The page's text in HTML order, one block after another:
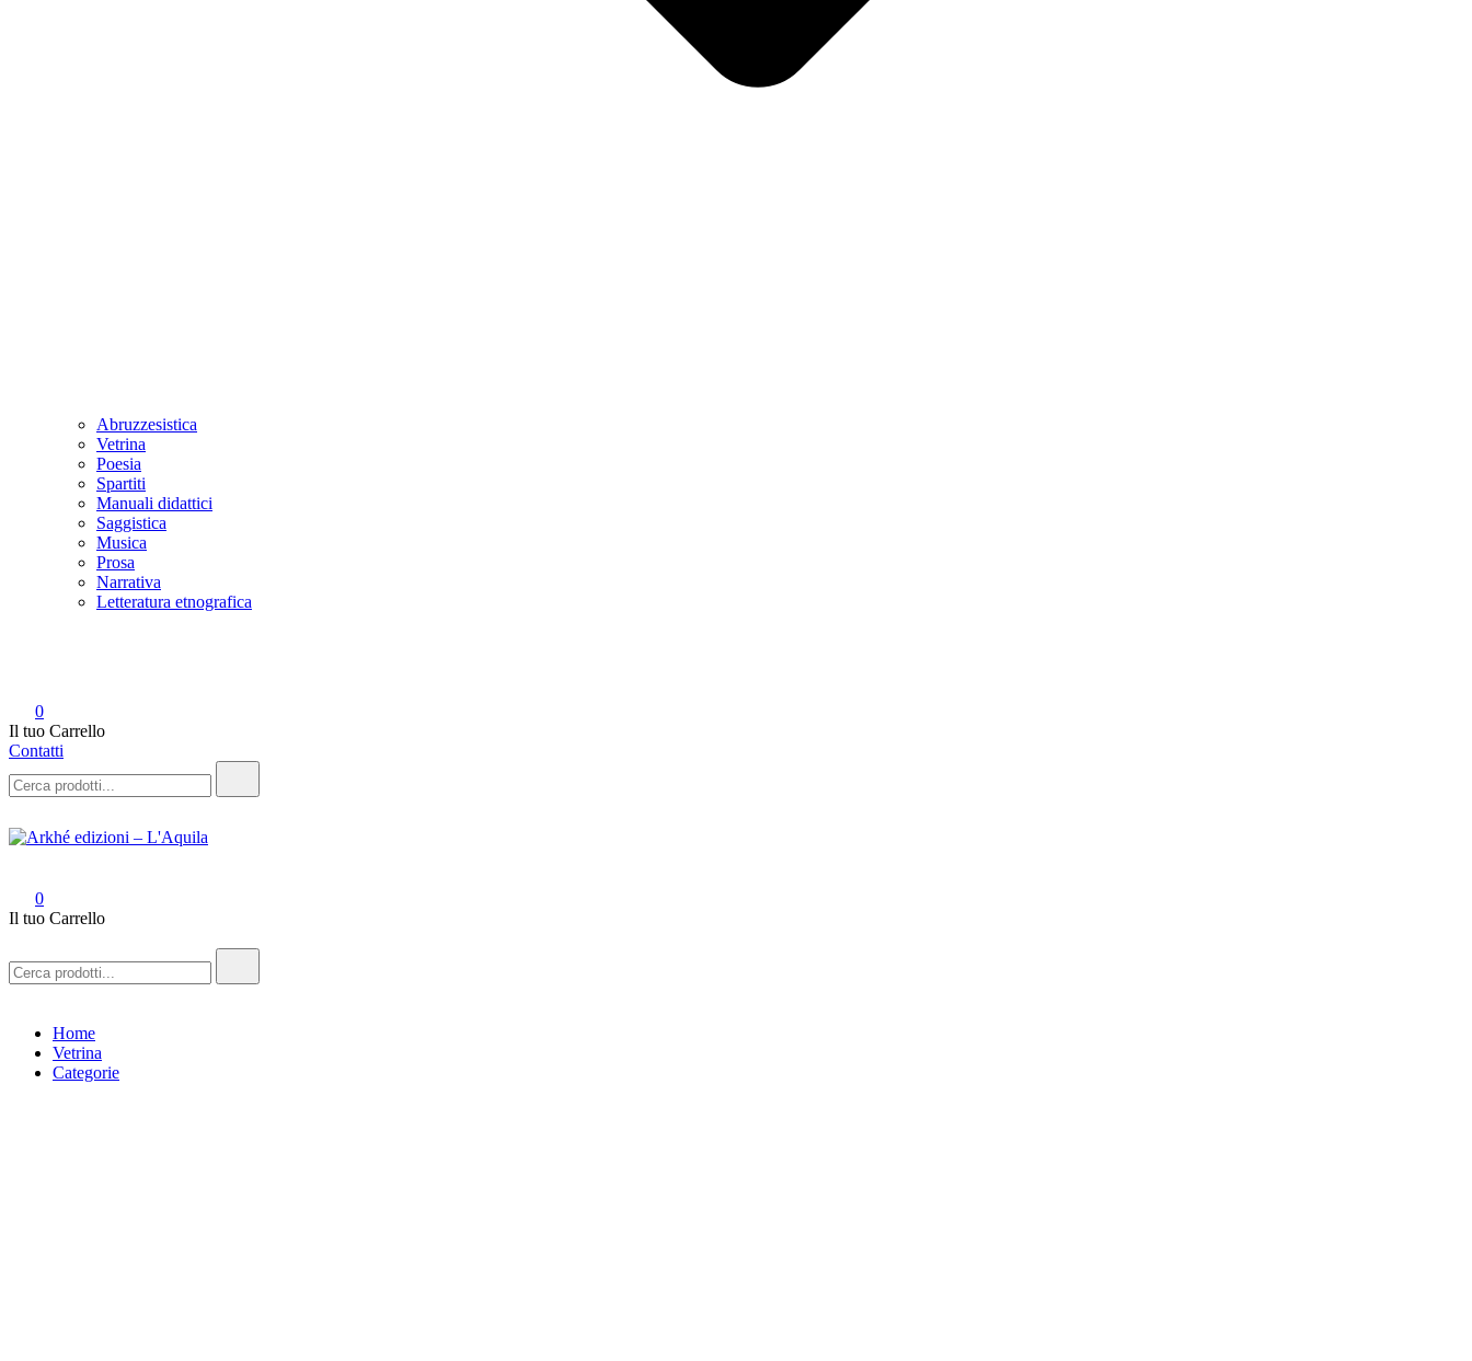
Abruzzesistica
Vetrina
Poesia
Spartiti
Manuali didattici
Saggistica
Musica
Prosa
Narrativa
Letteratura etnografica
0
Il tuo Carrello
Contatti
0
Il tuo Carrello
Home
Vetrina
Categorie